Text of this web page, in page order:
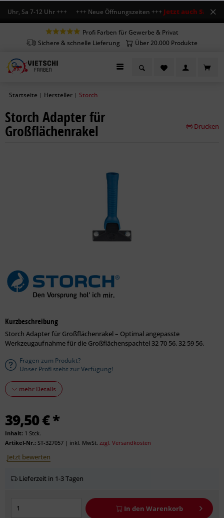
Uhr, Sa 7-12 Uhr +++ +++ Neue Öffnungszeiten +++Jetzt auch Sa
Profi Farben für Gewerbe & Privat
Sichere & schnelle Lieferung
Über 20.000 Produkte
Startseite | Hersteller | Storch
Storch Adapter für
Großflächenrakel Drucken
Kurzbeschreibung
Storch Adapter für Großflächenrakel – Optimal angepasste
Werkzeugaufnahme für die Großflächenspachtel 32 70 56, 32 59 56.
Fragen zum Produkt?
Unser Profi steht zur Verfügung!
mehr Details
39,50 € *
Inhalt: 1 Stck.
Artikel-Nr.: ST-327057 | inkl. MwSt. zzgl. Versandkosten
Jetzt bewerten
Lieferzeit in 1-3 Tagen
In den Warenkorb